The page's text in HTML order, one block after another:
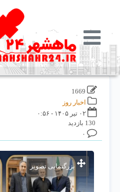
اخبار روز
130 بازدید
۰
بزرگنمایی تصویر